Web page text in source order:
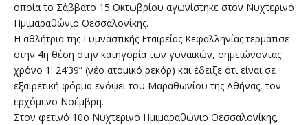
οποία το Σάββατο 15 Οκτωβρίου αγωνίστηκε στον Νυχτερινό
Ημιμαραθώνιο Θεσσαλονίκης.
Η αθλήτρια της Γυμναστικής Εταιρείας Κεφαλληνίας τερμάτισε
στην 4η θέση στην κατηγορία των γυναικών, σημειώνοντας
χρόνο 1: 24’39” (νέο ατομικό ρεκόρ) και έδειξε ότι είναι σε
εξαιρετική φόρμα ενόψει του Μαραθωνίου της Αθήνας, τον
ερχόμενο Νοέμβρη.
Στον φετινό 10ο Νυχτερινό Ημιμαραθώνιο Θεσσαλονίκης,